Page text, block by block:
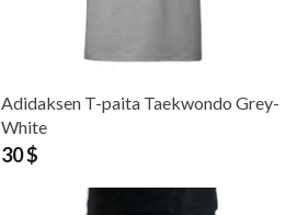
Adidaksen T-paita Taekwondo Grey-
White
30 $